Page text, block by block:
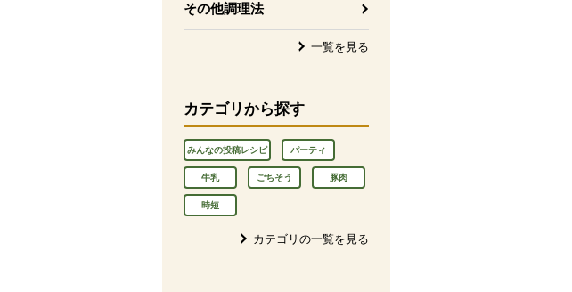
その他調理法
一覧を見る
カテゴリから探す
みんなの投稿レシピ パーティ
牛乳 ごちそう 豚肉
時短
カテゴリの一覧を見る